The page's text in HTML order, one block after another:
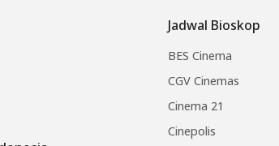
Jadwal Bioskop
BES Cinema
CGV Cinemas
Cinema 21
Cinepolis